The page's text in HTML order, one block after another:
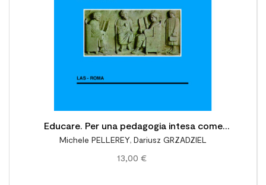
Educare. Per una pedagogia intesa come
scienza pratico-progettuale. 2a edizione
Michele PELLEREY, Dariusz GRZADZIEL
13,00 €